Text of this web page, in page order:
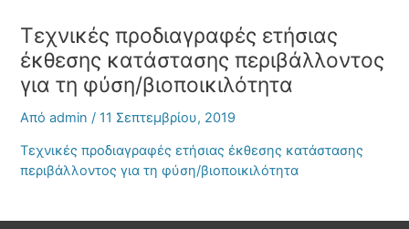
Τεχνικές προδιαγραφές ετήσιας
έκθεσης κατάστασης περιβάλλοντος
για τη φύση/βιοποικιλότητα
Απόadmin/11 Σεπτεμβρίου, 2019
Τεχνικές προδιαγραφές ετήσιας έκθεσης κατάστασης
περιβάλλοντος για τη φύση/βιοποικιλότητα